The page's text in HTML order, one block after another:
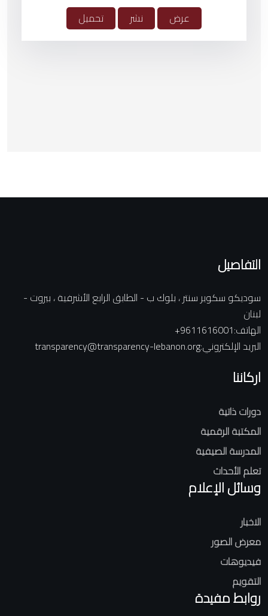
عرض
نشر تحميل
التفاصيل
سوديكو سكوير سنتر ، بلوك ب - الطابق الرابع الأشرفية ، بيروت -
لبنان
+9611616001 :الهاتف
transparency@transparency-lebanon.org:البريد الإلكتروني
اركاننا
دورات ذاتية
المكتبة الرقمية
المدرسة الصيفية
تعلم الأحداث
وسائل الإعلام
الاخبار
معرض الصور
فيديوهات
التقويم
روابط مفيدة